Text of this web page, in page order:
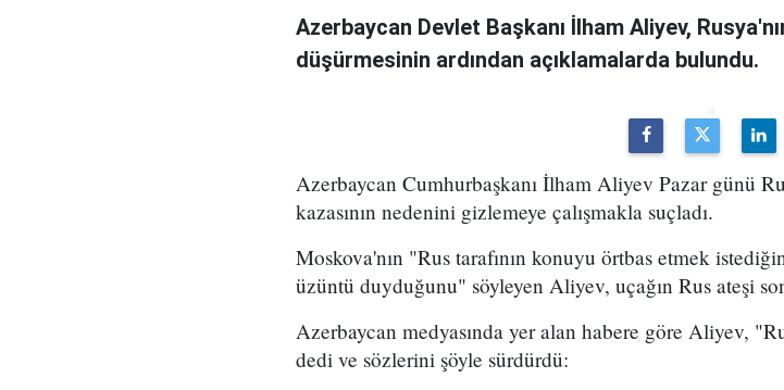
Azerbaycan Devlet Başkanı İlham Aliyev,
düşürmesinin ardından açıklamalarda bulundu.
Azerbaycan Cumhurbaşkanı İlham Aliyev Pazar günü
kazasının nedenini gizlemeye çalışmakla suçladı.
Moskova'nın "Rus tarafının konuyu örtbas etmek
üzüntü duyduğunu" söyleyen Aliyev, uçağın Rus ateşi
Azerbaycan medyasında yer alan habere göre Aliyev,
dedi ve sözlerini şöyle sürdürdü: